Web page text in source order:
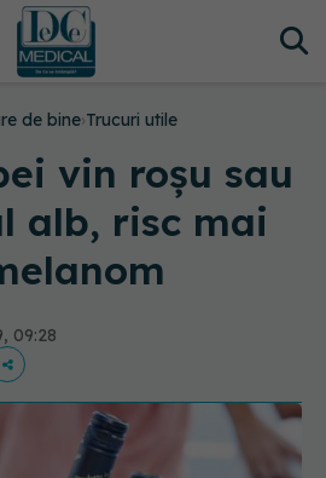
de bine›Trucuri utile
vin roșu sau
alb, risc mai
09:28